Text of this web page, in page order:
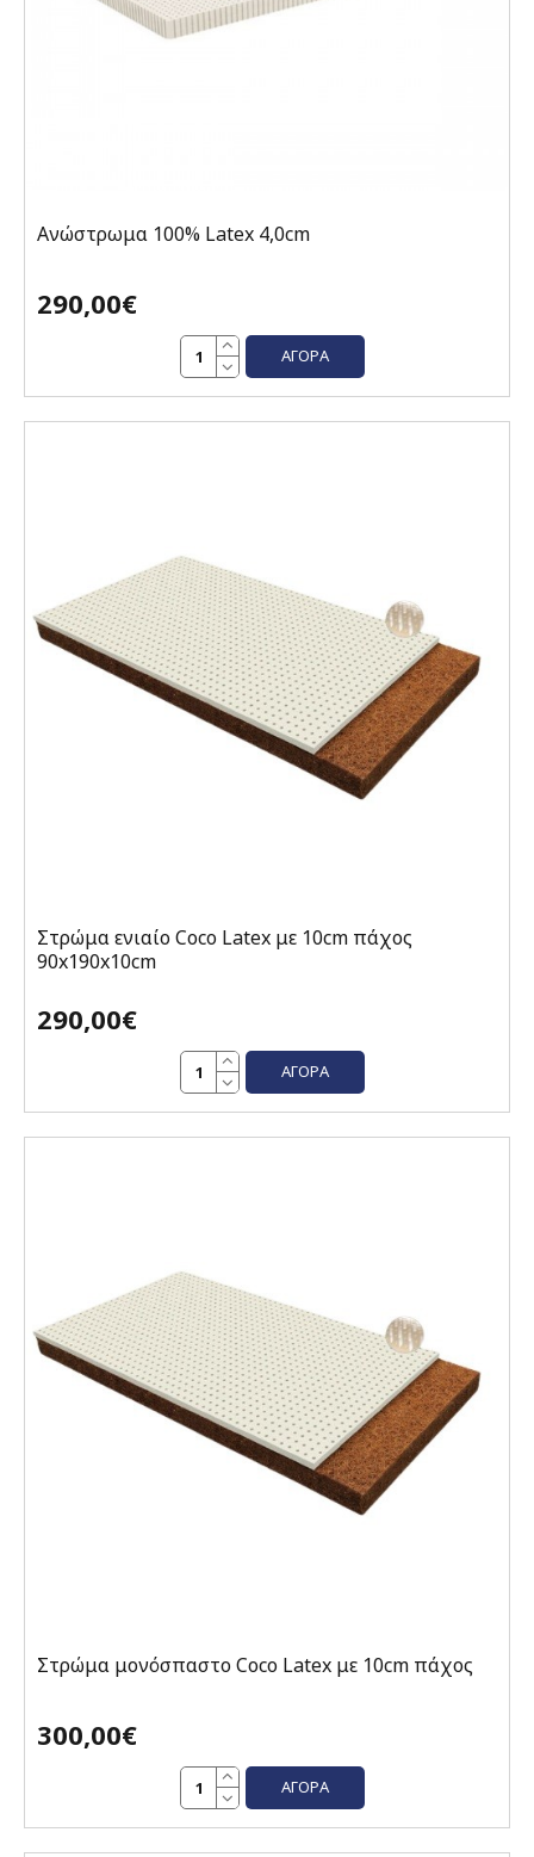
Ανώστρωμα 100% Latex 4,0cm
290,00€
ΑΓΟΡΆ
Στρώμα ενιαίο Coco Latex με 10cm πάχος
90x190x10cm
290,00€
ΑΓΟΡΆ
Στρώμα μονόσπαστο Coco Latex με 10cm πάχος
300,00€
ΑΓΟΡΆ